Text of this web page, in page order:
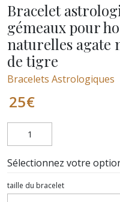
Bracelet
gémeaux pour
naturelles agate
de tigre
Bracelets Astrologiques
25€
Sélectionnez votre
taille du bracelet